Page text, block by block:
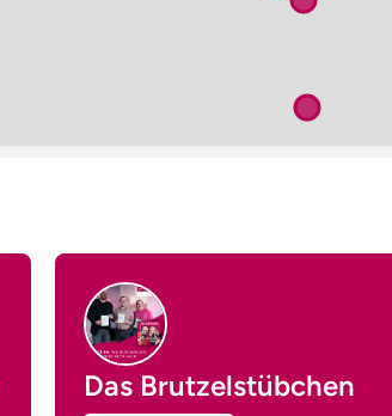
Das Brutzelstübchen